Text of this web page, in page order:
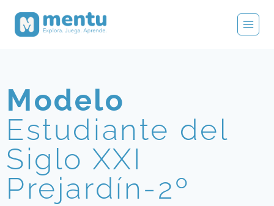
Modelo
Estudiante del
Siglo XXI
Prejardín-2º